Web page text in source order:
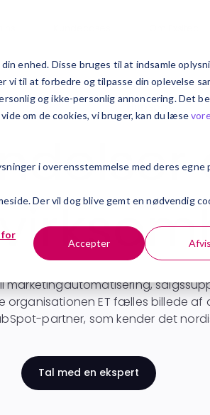
enhed. Disse bruges til at indsamle
vi til at forbedre og tilpasse din oplevelse
og ikke-personlig annoncering. Det
om de cookies, vi bruger, kan du læse
i overensstemmelse med deres egne
Der vil dog blive gemt en nødvendig
for
Accepter Afvis
Forside CRM-system HubSpot
marketingautomatisering,
organisationen ET fælles billede af
partner, som kender det
Tal med en ekspert